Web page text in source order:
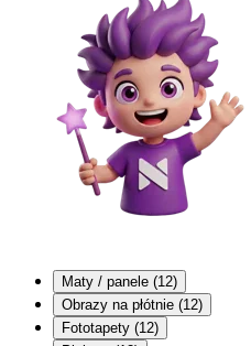
Maty / panele (12)
Obrazy na płótnie (12)
Fototapety (12)